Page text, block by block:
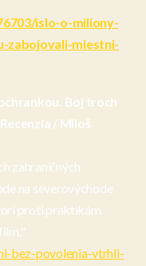
islo-o-miliony-
zabojovali-miestni-
Boj troch
/ Miloš
zahraničných
na severovýchode
proti praktikám
bez-povolenia-vtrhli-